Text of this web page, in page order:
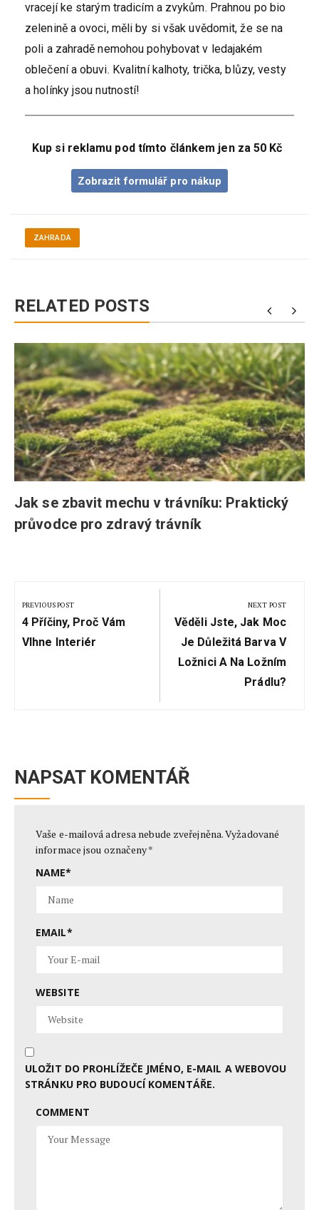
vracejí ke starým tradicím a zvykům. Prahnou po bio
zelenině a ovoci, měli by si však uvědomit, že se na
poli a zahradě nemohou pohybovat v ledajakém
oblečení a obuvi. Kvalitní kalhoty, trička, blůzy, vesty
a holínky jsou nutností!
Kup si reklamu pod tímto článkem jen za 50 Kč
Zobrazit formulář pro nákup
ZAHRADA
RELATED POSTS
Jak se zbavit mechu v trávníku: Praktický
průvodce pro zdravý trávník
pro
příspěvek
PREVIOUS POST
Previous
Post:
4 Příčiny, Proč Vám
Vlhne Interiér
NEXT POST
Next
Post:
Věděli Jste, Jak Moc
Je Důležitá Barva V
Ložnici A Na Ložním
Prádlu?
NAPSAT KOMENTÁŘ
Vaše e-mailová adresa nebude zveřejněna.Vyžadované
informace jsou označeny*
NAME*
EMAIL*
WEBSITE
ULOŽIT DO PROHLÍŽEČE JMÉNO, E-MAIL A WEBOVOU
STRÁNKU PRO BUDOUCÍ KOMENTÁŘE.
COMMENT